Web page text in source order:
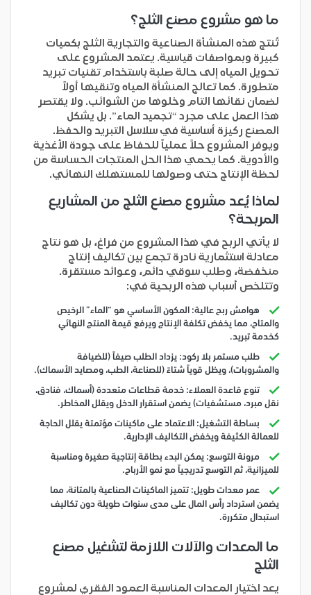
ما هو مشروع مصنع الثلج؟
تُنتج هذه المنشأة الصناعية والتجارية الثلج بكميات
كبيرة وبمواصفات قياسية. يعتمد المشروع على
تحويل المياه إلى حالة صلبة باستخدام تقنيات تبريد
متطورة. كما تعالج المنشأة المياه وتنقيها أولاً
لضمان نقائها التام وخلوها من الشوائب. ولا يقتصر
هذا العمل على مجرد “تجميد الماء”. بل يشكل
المصنع ركيزة أساسية في سلاسل التبريد والحفظ.
ويوفر المشروع حلاً عملياً للحفاظ على جودة الأغذية
والأدوية. كما يحمي هذا الحل المنتجات الحساسة من
لحظة الإنتاج حتى وصولها للمستهلك النهائي.
لماذا يُعد مشروع مصنع الثلج من المشاريع
المربحة؟
لا يأتي الربح في هذا المشروع من فراغ، بل هو نتاج
معادلة استثمارية نادرة تجمع بين تكاليف إنتاج
منخفضة، وطلب سوقي دائم، وعوائد مستقرة.
وتتلخص أسباب هذه الربحية في:
هوامش ربح عالية: المكون الأساسي هو “الماء” الرخيص
والمتاح، مما يخفض تكلفة الإنتاج ويرفع قيمة المنتج النهائي
كخدمة تبريد.
طلب مستمر بلا ركود: يزداد الطلب صيفاً (للضيافة
والمشروبات)، ويظل قوياً شتاءً (للصناعة، الطب، ومصايد الأسماك).
تنوع قاعدة العملاء: خدمة قطاعات متعددة (أسماك، فنادق،
نقل مبرد، مستشفيات) يضمن استقرار الدخل ويقلل المخاطر.
بساطة التشغيل: الاعتماد على ماكينات مؤتمتة يقلل الحاجة
للعمالة الكثيفة ويخفض التكاليف الإدارية.
مرونة التوسع: يمكن البدء بطاقة إنتاجية صغيرة ومناسبة
للميزانية، ثم التوسع تدريجياً مع نمو الأرباح.
عمر معدات طويل: تتميز الماكينات الصناعية بالمتانة، مما
يضمن استرداد رأس المال على مدى سنوات طويلة دون تكاليف
استبدال متكررة.
ما المعدات والآلات اللازمة لتشغيل مصنع
الثلج
يعد اختيار المعدات المناسبة العمود الفقري لمشروع